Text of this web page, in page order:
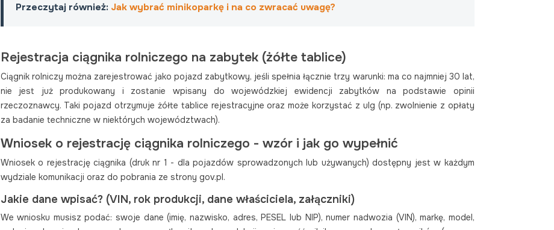
Przeczytaj również: Jak wybrać minikoparkę i na co zwracać uwagę?
Rejestracja ciągnika rolniczego na zabytek (żółte tablice)
Ciągnik rolniczy można zarejestrować jako pojazd zabytkowy, jeśli spełnia łącznie trzy warunki: ma co najmniej 30 lat,
nie jest już produkowany i zostanie wpisany do wojewódzkiej ewidencji zabytków na podstawie opinii
rzeczoznawcy. Taki pojazd otrzymuje żółte tablice rejestracyjne oraz może korzystać z ulg (np. zwolnienie z opłaty
za badanie techniczne w niektórych województwach).
Wniosek o rejestrację ciągnika rolniczego - wzór i jak go wypełnić
Wniosek o rejestrację ciągnika (druk nr 1 - dla pojazdów sprowadzonych lub używanych) dostępny jest w każdym
wydziale komunikacji oraz do pobrania ze strony gov.pl.
Jakie dane wpisać? (VIN, rok produkcji, dane właściciela, załączniki)
We wniosku musisz podać: swoje dane (imię, nazwisko, adres, PESEL lub NIP), numer nadwozia (VIN), markę, model,